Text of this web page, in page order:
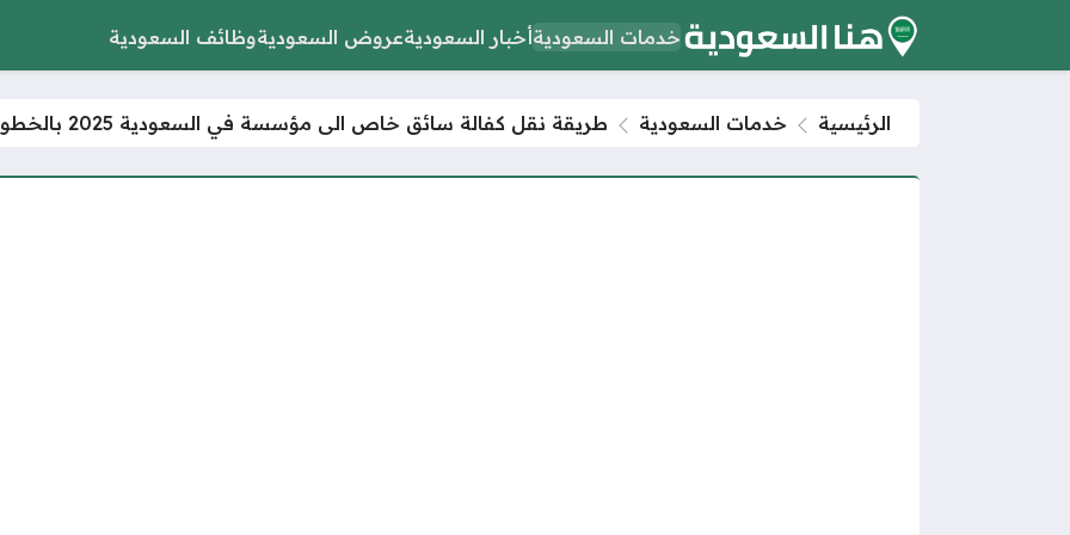
خدمات السعوديةأخبار السعوديةعروض السعوديةوظائف السعودية
الرئيسية خدمات السعودية طريقة نقل كفالة سائق خاص الى مؤسسة في السعودية 2025 بالخطوات